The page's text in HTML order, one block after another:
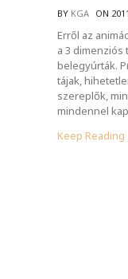
BY KGA ON
Erről az
a 3 dimenziós
belegyúrták.
tájak,
szereplők,
mindennel
Keep